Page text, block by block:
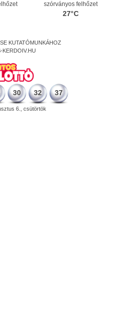
szórványos felhőzet
27°C
KUTATÓMUNKÁHOZ
KERDOIV.HU
30 32 37
6., csütörtök